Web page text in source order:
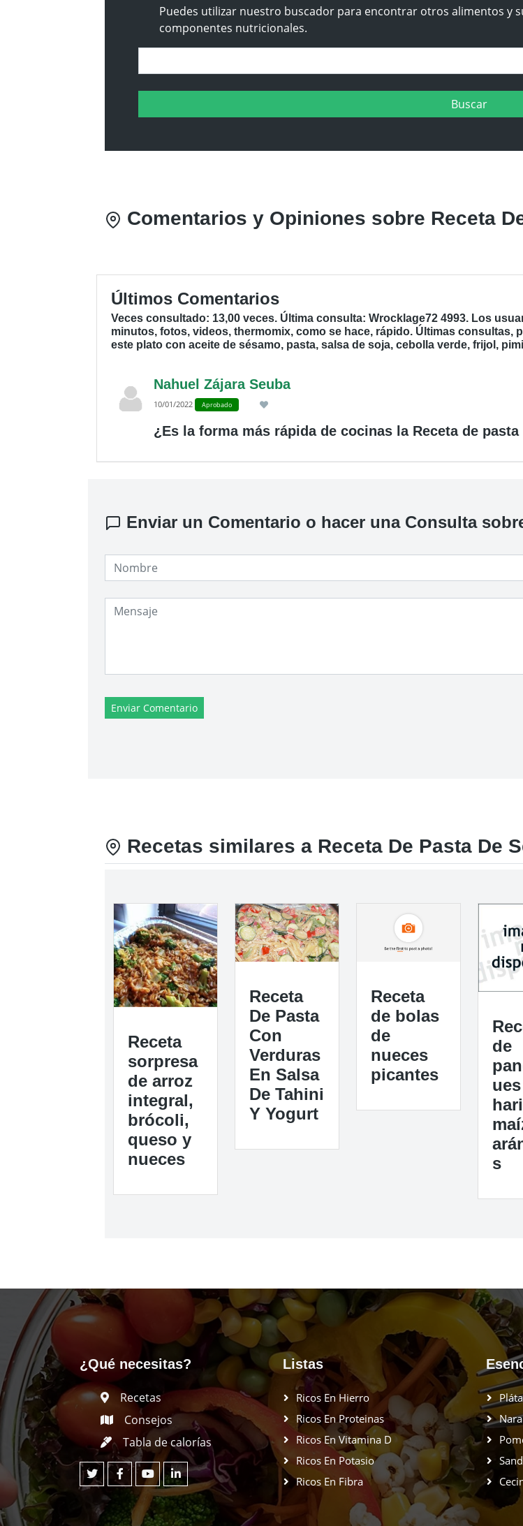
Puedes utilizar nuestro buscador para encontrar otros alimentos y
componentes nutricionales.
Comentarios y Opiniones sobre Receta
Últimos Comentarios
Veces consultado: 13,00 veces. Última consulta: Wrocklage72 4993. Los
minutos, fotos, videos, thermomix, como se hace, rápido. Últimas
este plato con aceite de sésamo, pasta, salsa de soja, cebolla verde, frijol,
Nahuel Zájara Seuba
10/01/2022 Aprobado
¿Es la forma más rápida de cocinas la Receta de pasta
Enviar un Comentario o hacer una Consulta
Enviar Comentario
Recetas similares a Receta De Pasta De
Receta
sorpresa
de arroz
integral,
brócoli,
queso y
nueces
Receta
De Pasta
Con
Verduras
En Salsa
De Tahini
Y Yogurt
Receta
de bolas
de
nueces
picantes
de
s
¿Qué necesitas?
Recetas
Consejos
Tabla de calorías
Listas
Ricos En Hierro
Ricos En Proteinas
Ricos En Vitamina D
Ricos En Potasio
Ricos En Fibra